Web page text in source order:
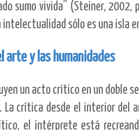
sumo vivida” (Steiner, 2002,
sólo es una isla
arte y las humanidades
un acto crítico en un doble
crítica desde el interior del
el intérprete está